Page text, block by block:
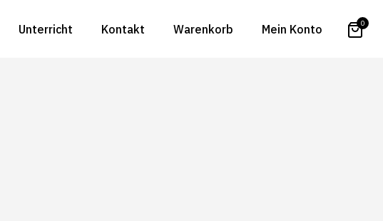
Unterricht Kontakt Warenkorb Mein Konto 0